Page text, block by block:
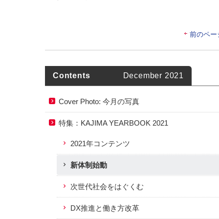
前のペー
Contents December 2021
Cover Photo: 今月の写真
特集： KAJIMA YEARBOOK 2021
2021年コンテンツ
新体制始動
次世代社会をはぐくむ
DX推進と働き方改革